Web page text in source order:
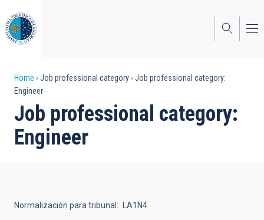
to
main
content
Breadcrumb
Home Job professional category
Job professional category:
Engineer
Job professional category:
Engineer
Normalización para tribunal LA1N4